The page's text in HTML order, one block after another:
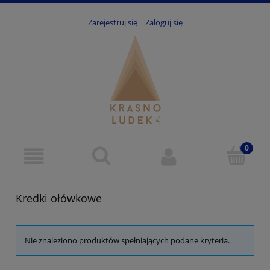
Zarejestruj się Zaloguj się
Kredki ołówkowe
Nie znaleziono produktów spełniających podane kryteria.